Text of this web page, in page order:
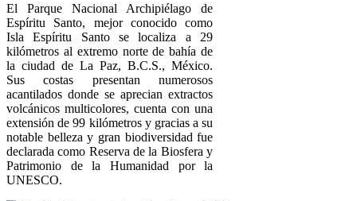
El Parque Nacional Archipiélago de
Espíritu Santo, mejor conocido como
Isla Espíritu Santo se localiza a 29
kilómetros al extremo norte de bahía de
la ciudad de La Paz, B.C.S., México.
Sus costas presentan numerosos
acantilados donde se aprecian extractos
volcánicos multicolores, cuenta con una
extensión de 99 kilómetros y gracias a su
notable belleza y gran biodiversidad fue
declarada como Reserva de la Biosfera y
Patrimonio de la Humanidad por la
UNESCO.